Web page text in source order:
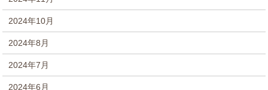
2024年10月
2024年8月
2024年7月
2024年6月